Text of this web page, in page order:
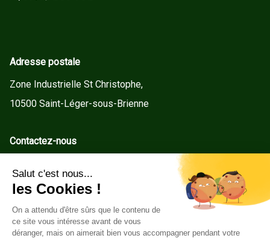
Adresse postale
Zone Industrielle St Christophe,
10500 Saint-Léger-sous-Brienne
Contactez-nous
Tel : +33(0)3 25 92 78 60
Service client